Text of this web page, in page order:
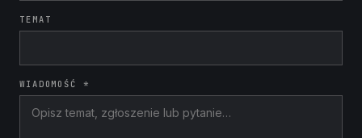
TEMAT
WIADOMOŚĆ *